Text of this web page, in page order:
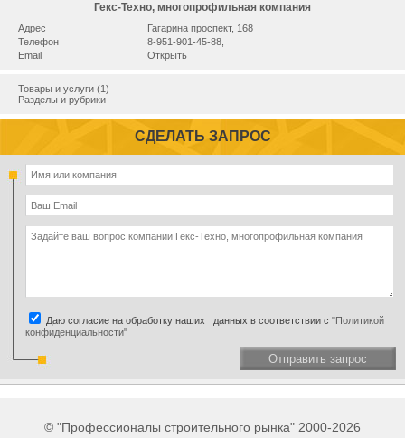
Гекс-Техно, многопрофильная компания
Адрес
Гагарина проспект, 168
Телефон
8-951-901-45-88,
Email
Открыть
Товары и услуги (1)
Разделы и рубрики
СДЕЛАТЬ ЗАПРОС
Даю согласие на обработку наших данных в соответствии с "Политикой
конфиденциальности"
Отправить запрос
© "Профессионалы строительного рынка" 2000-2026